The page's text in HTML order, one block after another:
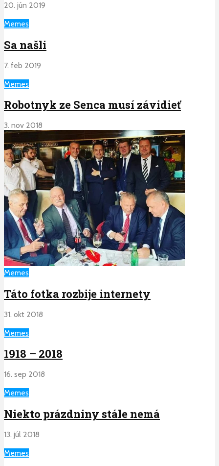
20. jún 2019
Memes
Sa našli
7. feb 2019
Memes
Robotnyk ze Senca musí závidieť
3. nov 2018
Memes
Táto fotka rozbije internety
31. okt 2018
Memes
1918 – 2018
16. sep 2018
Memes
Niekto prázdniny stále nemá
13. júl 2018
Memes